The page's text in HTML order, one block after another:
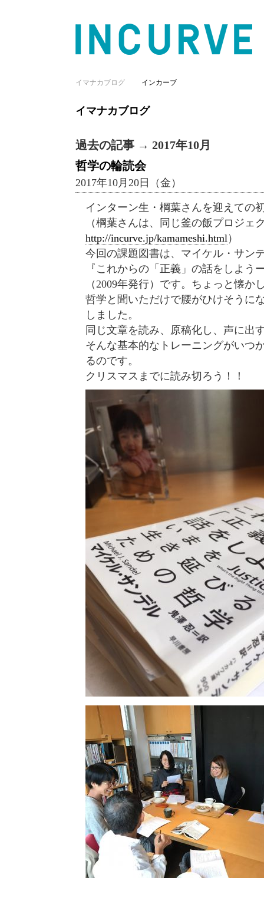
イマナカブログ
イマナカブログ インカーブ
過去の記事 → 2017年10月
哲学の輪読会
2017年10月20日（金）
インターン生・棡葉さんを迎えての
（棡葉さんは、同じ釜の飯プロジェ
http://incurve.jp/kamameshi.html ）
今回の課題図書は、マイケル・サン
『これからの「正義」の話をしよう
（2009年発行）です。ちょっと懐か
哲学と聞いただけで腰がひけそうに
しました。
同じ文章を読み、原稿化し、声に出
そんな基本的なトレーニングがいつ
るのです。
クリスマスまでに読み切ろう！！